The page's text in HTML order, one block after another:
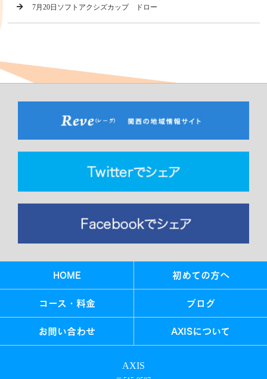
7月20日ソフトアクシズカップ ドロー
HOME 初めての方へ
コース・料金 ブログ
お問い合わせ AXISについて
AXIS